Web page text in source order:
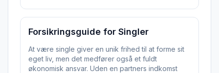
Forsikringsguide for Singler
At være single giver en unik frihed til at forme sit
eget liv, men det medfører også et fuldt
økonomisk ansvar. Uden en partners indkomst